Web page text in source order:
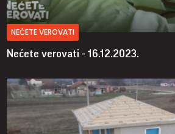
NEĆETE VEROVATI
Nećete verovati - 16.12.2023.